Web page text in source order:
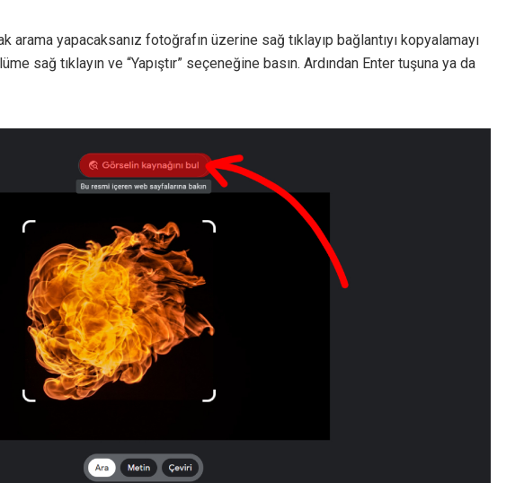
arama yapacaksanız fotoğrafın üzerine sağ tıklayıp bağlantıyı kopyalamayı
sağ tıklayın ve “Yapıştır” seçeneğine basın. Ardından Enter tuşuna ya da